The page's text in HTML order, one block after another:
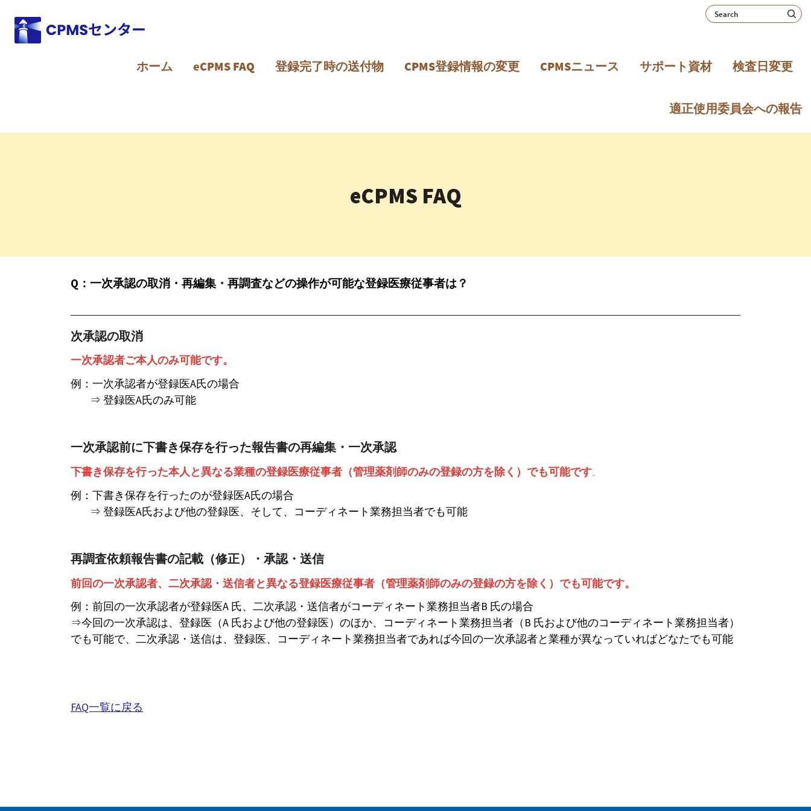
Site Logo
Search
ホーム eCPMS FAQ 登録完了時の送付物 CPMS登録情報の変更 CPMSニュース サポート資材 検査日変更
適正使用委員会への報告
eCPMS FAQ
Q：一次承認の取消・再編集・再調査などの操作が可能な登録医療従事者は？
次承認の取消
一次承認者ご本人のみ可能です。
例：一次承認者が登録医A氏の場合
⇒ 登録医A氏のみ可能
一次承認前に下書き保存を行った報告書の再編集・一次承認
下書き保存を行った本人と異なる業種の登録医療従事者（管理薬剤師のみの登録の方を除く）でも可能です。
例：下書き保存を行ったのが登録医A氏の場合
⇒ 登録医A氏および他の登録医、そして、コーディネート業務担当者でも可能
再調査依頼報告書の記載（修正）・承認・送信
前回の一次承認者、二次承認・送信者と異なる登録医療従事者（管理薬剤師のみの登録の方を除く）でも可能です。
例：前回の一次承認者が登録医A 氏、二次承認・送信者がコーディネート業務担当者B 氏の場合
⇒今回の一次承認は、登録医（A 氏および他の登録医）のほか、コーディネート業務担当者（B 氏および他のコーディネート業務担当者）
でも可能で、二次承認・送信は、登録医、コーディネート業務担当者であれば今回の一次承認者と業種が異なっていればどなたでも可能
FAQ一覧に戻る